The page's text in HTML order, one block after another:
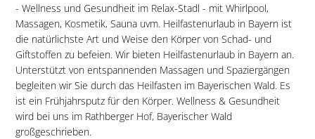
- Wellness und Gesundheit im Relax-Stadl - mit Whirlpool,
Massagen, Kosmetik, Sauna uvm. Heilfastenurlaub in Bayern ist
die natürlichste Art und Weise den Körper von Schad- und
Giftstoffen zu befeien. Wir bieten Heilfastenurlaub in Bayern an.
Unterstützt von entspannenden Massagen und Spaziergängen
begleiten wir Sie durch das Heilfasten im Bayerischen Wald. Es
ist ein Frühjahrsputz für den Körper. Wellness & Gesundheit
wird bei uns im Rathberger Hof, Bayerischer Wald
großgeschrieben.